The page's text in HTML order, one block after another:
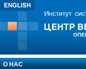
О НАС